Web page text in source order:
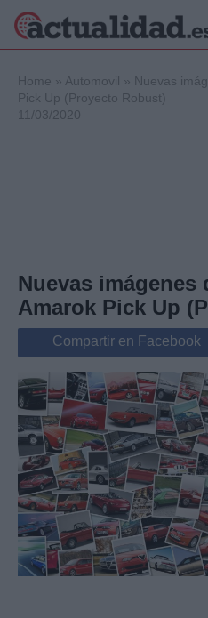
Internacional
Viajes
Home » Automovil » Nuevas
Pick Up (Proyecto Robust)
11/03/2020
Nuevas imágenes
Amarok Pick Up
Compartir en Facebook